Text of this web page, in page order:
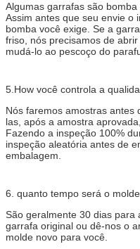
Algumas garrafas são
Assim antes que seu envie o
bomba você exige. Se a
friso, nós precisamos de
mudá-lo ao pescoço do
5.How você controla a
Nós faremos amostras antes
las, após a amostra
Fazendo a inspeção 100%
inspeção aleatória antes de
embalagem.
6. quanto tempo será o
São geralmente 30 dias para
garrafa original ou dê-nos o
molde novo para você.